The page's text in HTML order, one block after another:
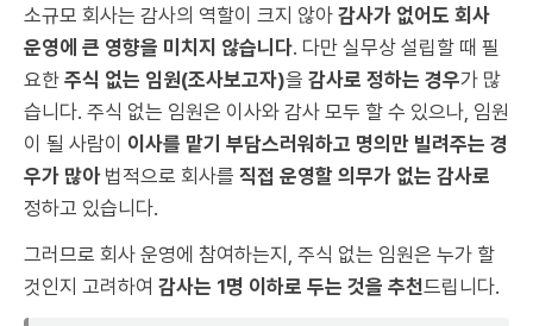
소규모 회사는 감사의 역할이 크지 않아 감사가 없어도 회사
운영에 큰 영향을 미치지 않습니다. 다만 실무상 설립할 때 필
요한 주식 없는 임원(조사보고자)을 감사로 정하는 경우가 많
습니다. 주식 없는 임원은 이사와 감사 모두 할 수 있으나, 임원
이 될 사람이 이사를 맡기 부담스러워하고 명의만 빌려주는 경
우가 많아법적으로 회사를 직접 운영할 의무가 없는 감사로
정하고 있습니다.
그러므로 회사 운영에 참여하는지, 주식 없는 임원은 누가 할
것인지 고려하여 감사는 1명 이하로 두는 것을 추천드립니다.